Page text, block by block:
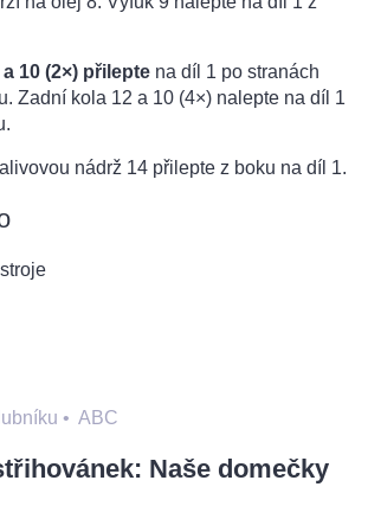
10 (2×) přilepte na díl 1 po stranách
Zadní kola 12 a 10 (4×) nalepte na díl 1
nádrž 14 přilepte z boku na díl 1.
• ABC
Naše domečky